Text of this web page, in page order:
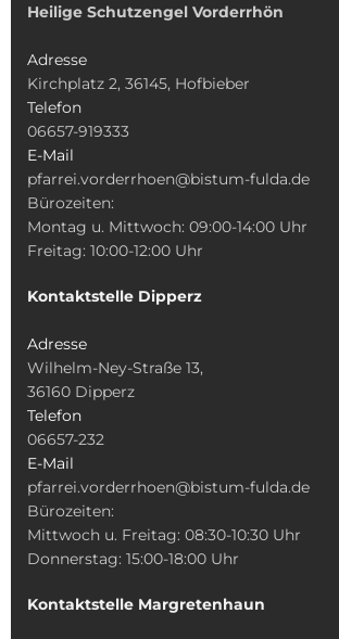
Heilige Schutzengel Vorderrhön
Adresse
Kirchplatz 2, 36145, Hofbieber
Telefon
06657-919333
E-Mail
pfarrei.vorderrhoen@bistum-fulda.de
Bürozeiten:
Montag u. Mittwoch: 09:00-14:00 Uhr
Freitag: 10:00-12:00 Uhr
Kontaktstelle Dipperz
Adresse
Wilhelm-Ney-Straße 13,
36160 Dipperz
Telefon
06657-232
E-Mail
pfarrei.vorderrhoen@bistum-fulda.de
Bürozeiten:
Mittwoch u. Freitag: 08:30-10:30 Uhr
Donnerstag: 15:00-18:00 Uhr
Kontaktstelle Margretenhaun